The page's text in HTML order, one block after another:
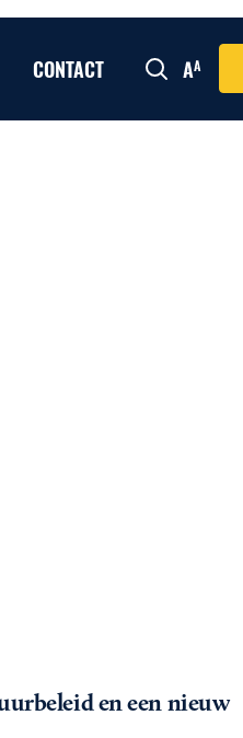
CONTACT Zoeken
en een nieuw